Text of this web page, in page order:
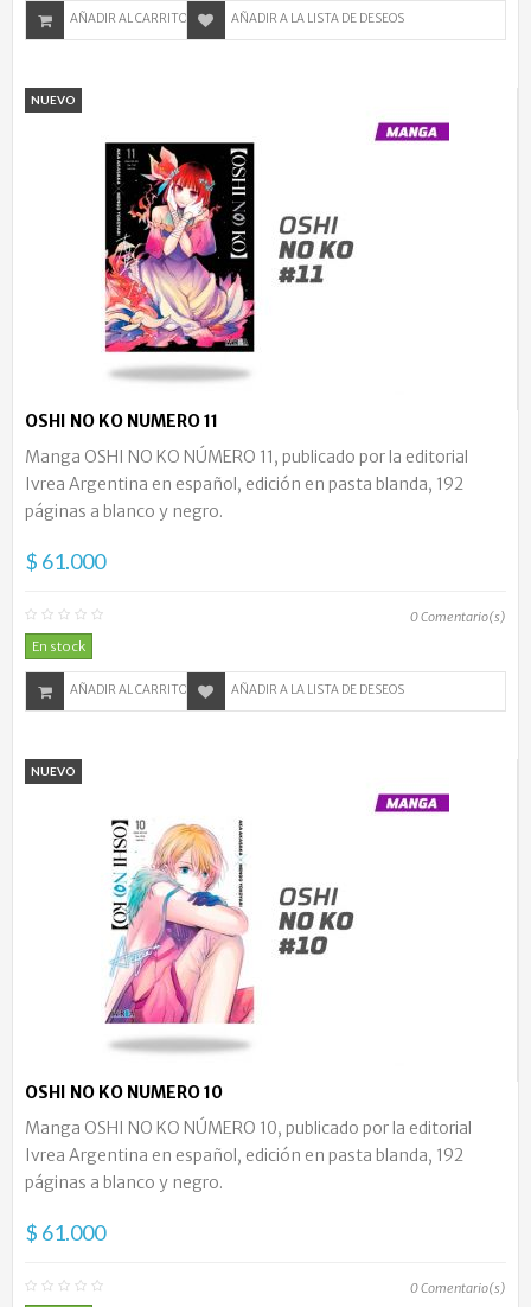
AÑADIR AL CARRITO AÑADIR A LA LISTA DE DESEOS
NUEVO
OSHI NO KO NUMERO 11
Manga OSHI NO KO NÚMERO 11, publicado por la editorial
Ivrea Argentina en español, edición en pasta blanda, 192
páginas a blanco y negro.
$ 61.000
0Comentario(s)
En stock
AÑADIR AL CARRITO AÑADIR A LA LISTA DE DESEOS
NUEVO
OSHI NO KO NUMERO 10
Manga OSHI NO KO NÚMERO 10, publicado por la editorial
Ivrea Argentina en español, edición en pasta blanda, 192
páginas a blanco y negro.
$ 61.000
0Comentario(s)